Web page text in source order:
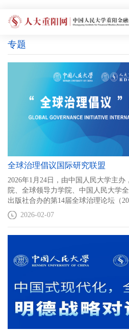
专题
全球治理倡议国际研究联盟
2026年1月24日，由中国人民大学主
院、全球领导力学院、中国人民大学
出版社合办的第14届全球治理论坛（
手迈向人类命运共同体》新书发布会
成立大会举行。邀请多国驻华使节、
“全球治理倡议国际研究联盟”汇集50
践方案。
2026-02-07